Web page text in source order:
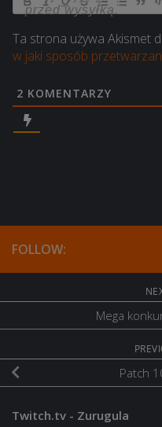
Ta strona używa Akismet
w jaki sposób
2 KOMENTARZY
FOLLOW:
Mega
Patch
Twitch.tv - Zurugula